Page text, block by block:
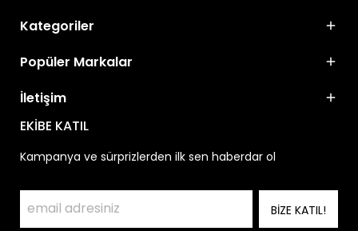
Kategoriler
Popüler Markalar
İletişim
EKİBE KATIL
Kampanya ve sürprizlerden ilk sen haberdar ol
BİZE KATIL!